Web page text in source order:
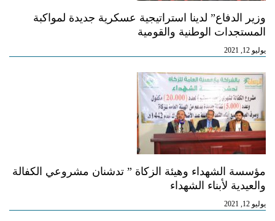
وزير الدفاع” لدينا استراتيجية عسكرية جديدة لمواكبة
المستجدات الوطنية والقومية
يوليو 12, 2021
مؤسسة الشهداء وهيئة الزكاة ” تدشنان مشروعي الكفالة
والعيدية لأبناء الشهداء
يوليو 12, 2021